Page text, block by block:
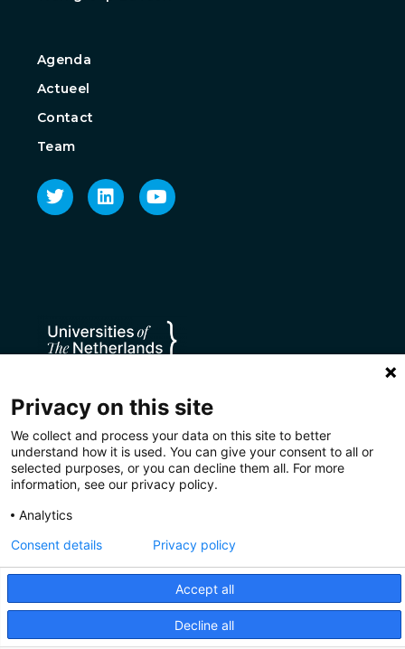
Agenda
Actueel
Contact
Team
Disclaimer
CC BY 4.0
Privacy on this site
We collect and process your data on this site to better
understand how it is used. You can give your consent to all or
selected purposes, or you can decline them all. For more
information, see our privacy policy.
Analytics
Accept all
Decline all
Consent details Privacy policy